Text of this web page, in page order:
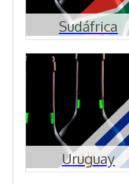
Sudáfrica
Uruguay